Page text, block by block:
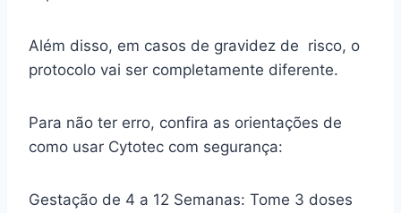
Além disso, em casos de gravidez de risco, o
protocolo vai ser completamente diferente.
Para não ter erro, confira as orientações de
como usar Cytotec com segurança:
Gestação de 4 a 12 Semanas: Tome 3 doses